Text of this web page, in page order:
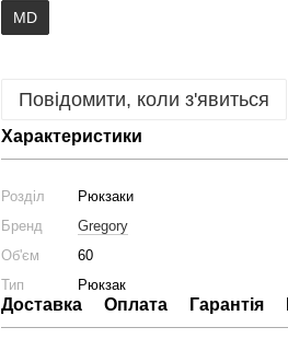
MD
Повідомити, коли з'явиться
Характеристики
Розділ
Рюкзаки
Бренд
Gregory
Об'єм
60
Тип
Рюкзак
Доставка Оплата Гарантія